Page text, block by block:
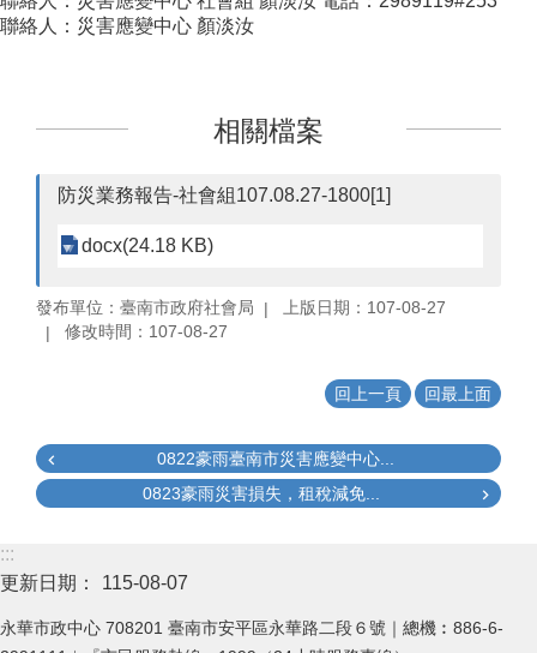
聯絡人：災害應變中心 顏淡汝
相關檔案
防災業務報告-社會組107.08.27-1800[1]
docx(24.18 KB)
發布單位：臺南市政府社會局
上版日期：107-08-27
修改時間：107-08-27
回上一頁 回最上面
0822豪雨臺南市災害應變中心...
0823豪雨災害損失，租稅減免...
:::
更新日期：
115-08-07
永華市政中心 708201 臺南市安平區永華路二段６號｜總機︰886-6-